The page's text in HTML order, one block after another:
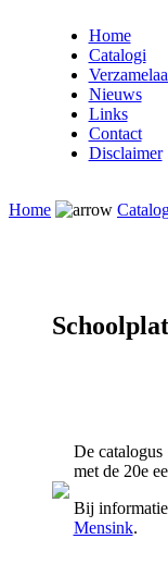
Home
Catalogi
Nieuws
Links
Contact
Disclaimer
Home
De
met de 20e
Bij
Mensink.